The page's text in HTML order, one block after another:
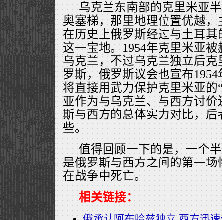
乌克兰东南部的克里米亚
奥塞梯，那里地理位置优越
在历史上俄罗斯经过与土耳
这一宝地。1954年克里米亚
乌克兰，不过乌克兰独立后
罗斯，俄罗斯议会也宣布
将直接用武力保护克里米亚的
亚作为与乌克兰、与西方讨
斯与西方的总体实力对比，
些。
值得回顾一下的是，一个
是俄罗斯与西方之间的第一场
在战争中死亡。
相关链接：